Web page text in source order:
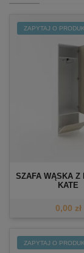
ZAPYTAJ O
SZAFA WĄSKA Z
KATE
0,00 zł
ZAPYTAJ O